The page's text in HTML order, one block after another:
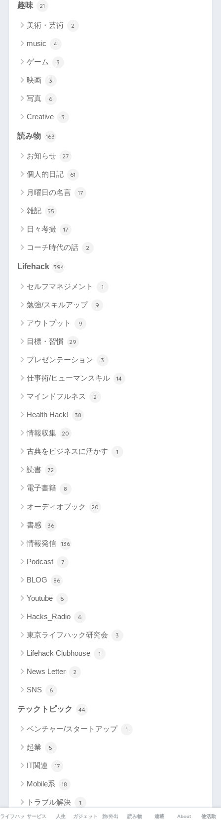
趣味 21
美術・芸術 2
music 4
ゲーム 3
映画 3
写真 6
Creative 3
読み物 163
お知らせ 27
個人的日記 61
月曜日の名言 17
雑記 55
日々考撮 17
コーチ時代の話 2
Lifehack 394
セルフマネジメント 1
勉強/スキルアップ 9
アウトプット 9
目標・習慣 29
プレゼンテーション 3
仕事術/ヒューマンスキル 14
マインドフルネス 2
Health Hack! 38
情報収集 20
古典をビジネスに活かす 1
読書 72
電子書籍 8
オーディオブック 20
書感 36
情報発信 136
Podcast 7
BLOG 86
Youtube 6
Hacks_Radio 6
東京ライフハック研究会 3
Lifehack Clubhouse 1
News Letter 2
SNS 6
テックトピック 44
ベンチャー/スタートアップ 1
起業 5
IT関連 17
Mobile系 18
トラブル解決 1
Wordpress Tips
ライフハックサービス 人生 ガジェット 旅/外出 読み物 連載 About 他活動